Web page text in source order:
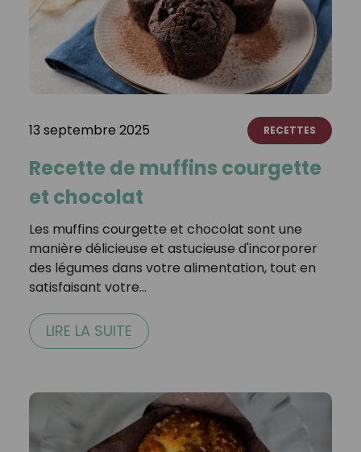
13 septembre 2025 RECETTES
Recette de muffins courgette
et chocolat
Les muffins courgette et chocolat sont une
manière délicieuse et astucieuse d'incorporer
des légumes dans votre alimentation, tout en
satisfaisant votre…
LIRE LA SUITE